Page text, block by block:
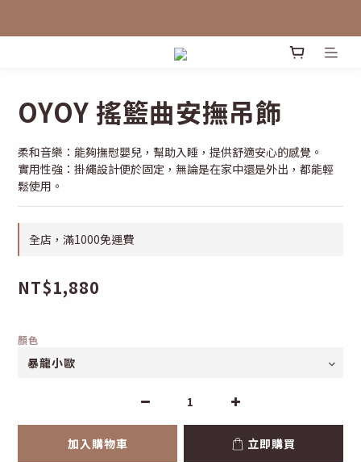
OYOY 搖籃曲安撫吊飾
柔和音樂：能夠撫慰嬰兒，幫助入睡，提供舒適安心的感覺。
實用性強：掛繩設計便於固定，無論是在家中還是外出，都能輕
鬆使用。
全店，滿1000免運費
NT$1,880
顏色
加入購物車 立即購買